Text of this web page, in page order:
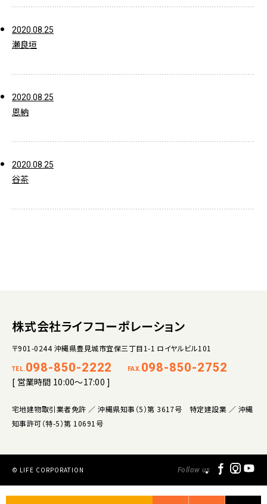
2020.08.25
瀬良垣
2020.08.25
恩納
2020.08.25
谷茶
株式会社ライフコーポレーション
〒901-0244 沖縄県豊見城市宜保三丁目1-1 ロイヤルビル101
TEL. 098-850-2222 FAX. 098-850-2752
[ 営業時間 10:00～17:00 ]
宅地建物取引業者免許 ／ 沖縄県知事（5）第 3617号 特定建設業 ／ 沖縄
知事許可（特-5）第 10691号
© LIFE CORPORATION Follow us